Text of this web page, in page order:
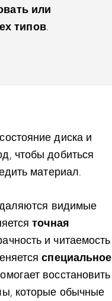
или
типов.
диска и
чтобы добиться
материал.
видимые
точная
и читаемость
специальное
восстановить
которые обычные